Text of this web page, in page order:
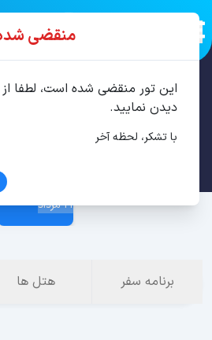
تور استانبول 4 شب مرداد
21 مرداد
برنامه سفر هتل ها
منقضی
این تور منقضی شده است، لطفا
دیدن نمایید.
با تشکر، لحظه آخر